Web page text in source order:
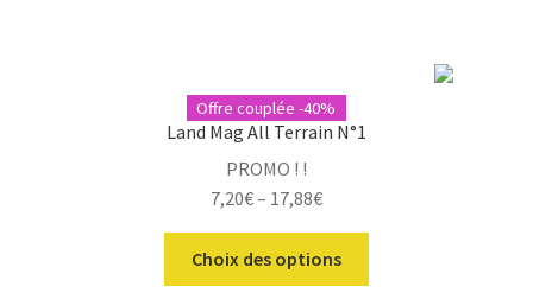
Offre couplée -40%
Land Mag All Terrain N°1
PROMO ! !
7,20€– 17,88€
Choix des options